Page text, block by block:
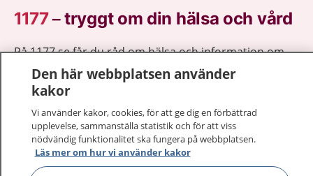
1177–tryggt om din hälsa och vård
På 1177.se får du råd om hälsa och information om
sjukdomar och vilka mottagningar du kan kontakta.
Logga in för att läsa din journal och göra dina
sjukvårdsrådgivning dygnet runt.
1177 ger dig råd när du vill må bättre.
Den här webbplatsen använder
kakor
Vi använder kakor, cookies, för att ge dig en förbättrad
upplevelse, sammanställa statistik och för att viss
nödvändig funktionalitet ska fungera på webbplatsen.
Läs mer om hur vi använder kakor